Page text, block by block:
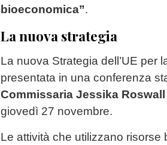
bioeconomica”.
La nuova strategia
La nuova Strategia dell’UE per
presentata in una conferenza
Commissaria Jessika Roswall
giovedì 27 novembre.
Le attività che utilizzano risorse